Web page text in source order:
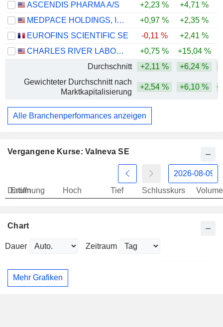
ASCENDIS PHARMA A/S
+2,23 %
+4,71 %
MEDPACE HOLDINGS, INC.
+0,97 % +2,35 %
EUROFINS SCIENTIFIC SE
-0,11 % +2,41 %
CHARLES RIVER LABORATORIES INTERNATIONAL, INC.
+0,75 % +15,04 %
Durchschnitt
+2,11 % +6,24 %
Gewichteter Durchschnitt nach
Marktkapitalisierung
+2,54 % +6,10 %
Alle Branchenperformances anzeigen
Vergangene Kurse: Valneva SE
Datum
Eröffnung Hoch Tief Schlusskurs
Chart
Dauer Zeitraum
Mehr Grafiken